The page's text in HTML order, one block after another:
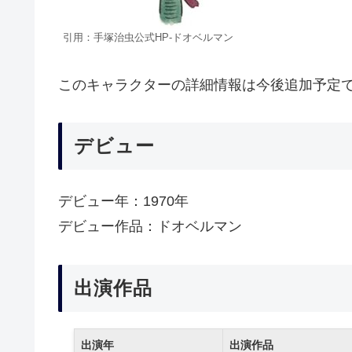
引用：手塚治虫公式HP-ドオベルマン
このキャラクターの詳細情報は今後追加予定
デビュー
デビュー年：1970年
デビュー作品：ドオベルマン
出演作品
出演年 出演作品